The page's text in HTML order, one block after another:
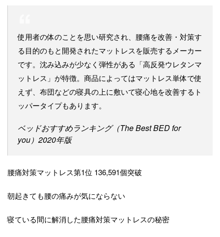
使用者の体のことを思い研究され、腰痛を改善・対策す
る目的のもと開発されたマットレスを販売するメーカー
です。沈み込みが少なく弾性がある「高反発ウレタンマ
ットレス」が特徴。商品によってはマットレス単体で使
えず、布団などの寝具の上に敷いて寝心地を改善するト
ッパータイプもあります。
ベッドおすすめランキング（The Best BED for
you）2020年版
腰痛対策マットレス第1位 136,591個突破
朝起きても腰の痛みが気にならない
寝ている間に解消した腰痛対策マットレスの秘密